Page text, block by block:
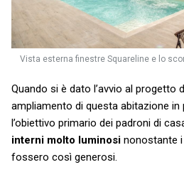
Vista esterna finestre Squareline e lo
Quando si è dato l’avvio al progetto
ampliamento di questa abitazione in
l’obiettivo primario dei padroni di
interni molto luminosi nonostante
fossero così generosi.